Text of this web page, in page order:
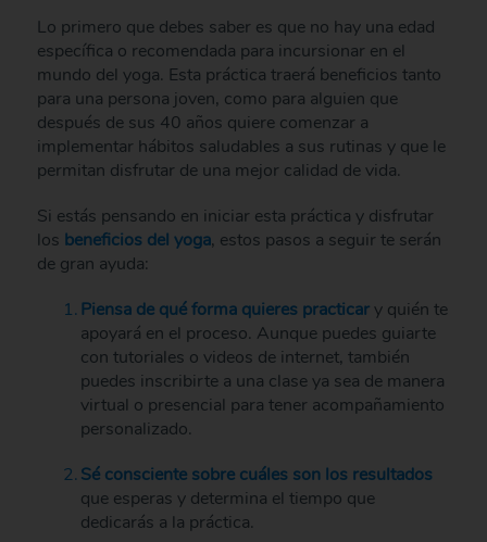
Lo primero que debes saber es que no hay una edad
específica o recomendada para incursionar en el
mundo del yoga. Esta práctica traerá beneficios tanto
para una persona joven, como para alguien que
después de sus 40 años quiere comenzar a
implementar hábitos saludables a sus rutinas y que le
permitan disfrutar de una mejor calidad de vida.
Si estás pensando en iniciar esta práctica y disfrutar
los beneficios del yoga, estos pasos a seguir te serán
de gran ayuda:
Piensa de qué forma quieres practicary quién te
apoyará en el proceso. Aunque puedes guiarte
con tutoriales o videos de internet, también
puedes inscribirte a una clase ya sea de manera
virtual o presencial para tener acompañamiento
personalizado.
Sé consciente sobre cuáles son los resultados
que esperas y determina el tiempo que
dedicarás a la práctica.